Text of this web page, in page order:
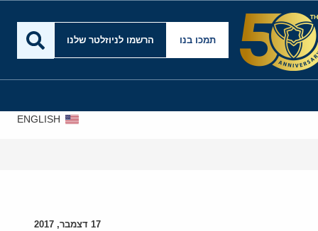
תמכו בנו הרשמו לניוזלטר שלנו
ENGLISH
17 דצמבר, 2017